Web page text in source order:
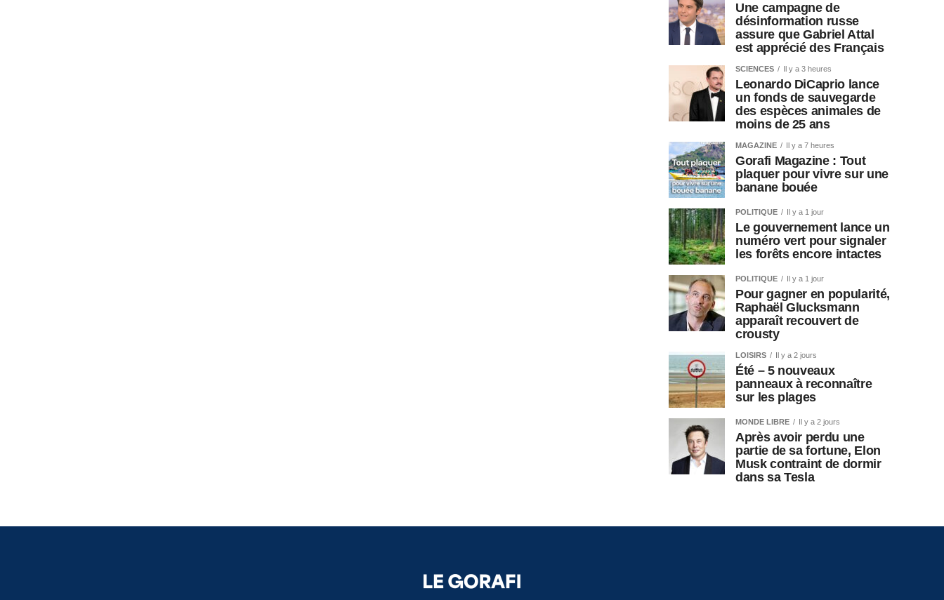
Une campagne de
désinformation russe
assure que Gabriel Attal
est apprécié des Français
SCIENCES Il y a 3 heures
Leonardo DiCaprio lance
un fonds de sauvegarde
des espèces animales de
moins de 25 ans
MAGAZINE Il y a 7 heures
Gorafi Magazine : Tout
plaquer pour vivre sur une
banane bouée
POLITIQUE Il y a 1 jour
Le gouvernement lance un
numéro vert pour signaler
les forêts encore intactes
POLITIQUE Il y a 1 jour
Pour gagner en popularité,
Raphaël Glucksmann
apparaît recouvert de
crousty
LOISIRS Il y a 2 jours
Été – 5 nouveaux
panneaux à reconnaître
sur les plages
MONDE LIBRE Il y a 2 jours
Après avoir perdu une
partie de sa fortune, Elon
Musk contraint de dormir
dans sa Tesla